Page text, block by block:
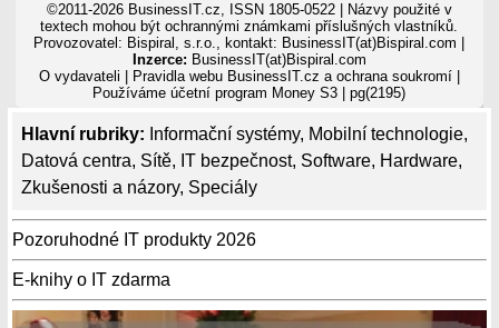
Hlavní rubriky: Informační systémy, Mobilní technologie,
Datová centra, Sítě, IT bezpečnost, Software, Hardware,
Zkušenosti a názory, Speciály
Pozoruhodné IT produkty 2026
E-knihy o IT zdarma
©2011-2026 BusinessIT.cz, ISSN 1805-0522 | Názvy použité v
textech mohou být ochrannými známkami příslušných vlastníků.
Provozovatel: Bispiral, s.r.o., kontakt: BusinessIT(at)Bispiral.com |
Inzerce: BusinessIT(at)Bispiral.com
O vydavateli
Pravidla webu BusinessIT.cz a ochrana soukromí|
Používámeúčetní program Money S3 | pg(2195)